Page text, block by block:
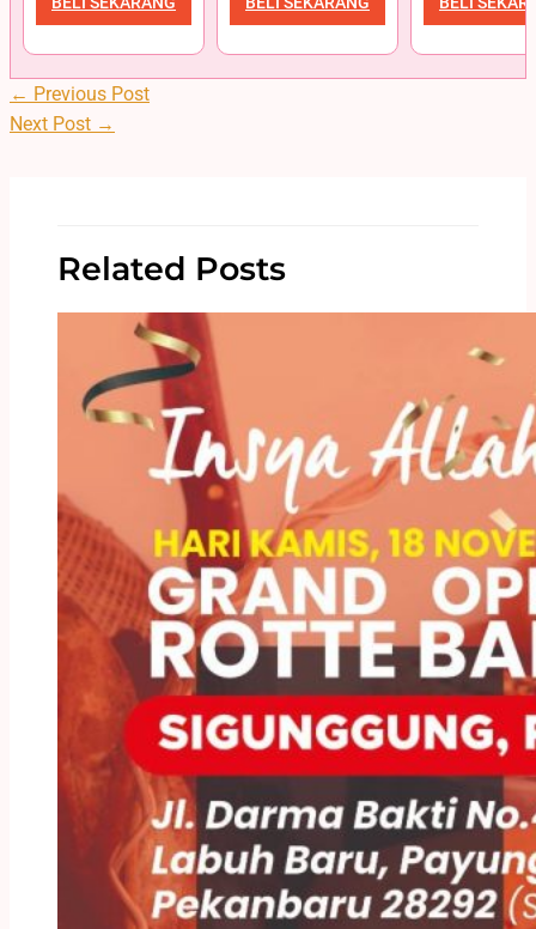
← Previous Post
Next Post →
Related Posts